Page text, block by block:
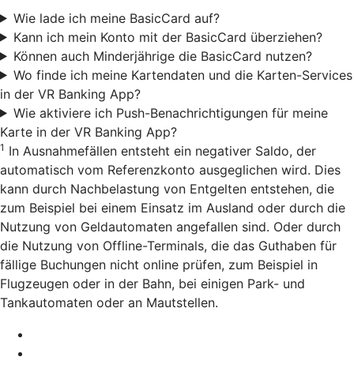
Wie lade ich meine BasicCard auf?
Kann ich mein Konto mit der BasicCard überziehen?
Können auch Minderjährige die BasicCard nutzen?
Wo finde ich meine Kartendaten und die Karten-Services
in der VR Banking App?
Wie aktiviere ich Push-Benachrichtigungen für meine
Karte in der VR Banking App?
1 In Ausnahmefällen entsteht ein negativer Saldo, der
automatisch vom Referenzkonto ausgeglichen wird. Dies
kann durch Nachbelastung von Entgelten entstehen, die
zum Beispiel bei einem Einsatz im Ausland oder durch die
Nutzung von Geldautomaten angefallen sind. Oder durch
die Nutzung von Offline-Terminals, die das Guthaben für
fällige Buchungen nicht online prüfen, zum Beispiel in
Flugzeugen oder in der Bahn, bei einigen Park- und
Tankautomaten oder an Mautstellen.